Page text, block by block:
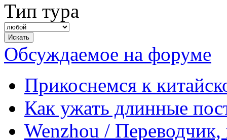
Тип тура
Обсуждаемое на форуме
Прикоснемся к
Как ужать длинные
Wenzhou / Переводчик,